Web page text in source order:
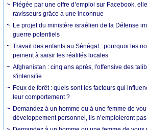
Piégée par une offre d’emploi sur Facebook,
ravisseurs grâce à une inconnue
Le projet du ministère israélien de la Défense
guerre potentiels
Travail des enfants au Sénégal : pourquoi les
peinent à saisir les réalités locales
Afghanistan : cinq ans après, l'offensive des
s'intensifie
Feux de forêt : quels sont les facteurs qui
leur comportement ?
Demandez à un homme ou à une femme de
développement personnel, ils n’emploieront